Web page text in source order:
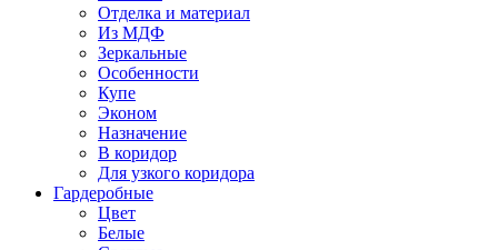
Отделка и материал
Из МДФ
Зеркальные
Особенности
Купе
Эконом
Назначение
В коридор
Для узкого коридора
Гардеробные
Цвет
Белые